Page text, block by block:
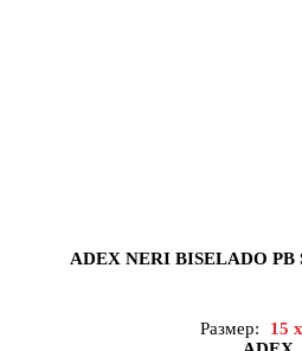
ADEX NERI BISELADO PB
Размер:
15